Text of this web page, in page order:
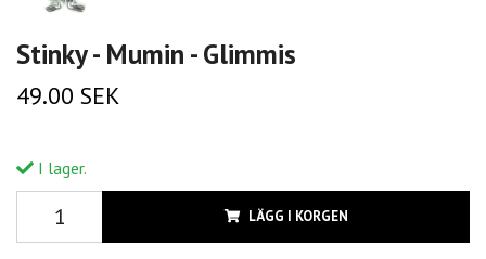
Stinky - Mumin - Glimmis
49.00 SEK
I lager.
LÄGG I KORGEN